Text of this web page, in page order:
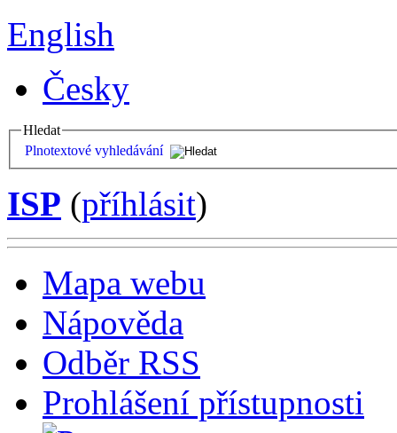
English
Česky
Hledat
Plnotextové vyhledávání
ISP (příhlásit)
Mapa webu
Nápověda
Odběr RSS
Prohlášení přístupnosti